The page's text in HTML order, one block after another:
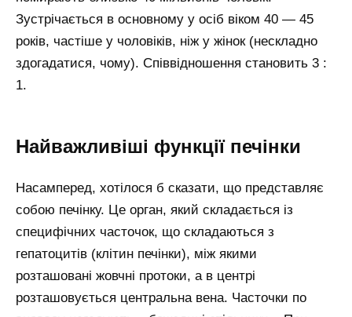
Зустрічається в основному у осіб віком 40 — 45
років, частіше у чоловіків, ніж у жінок (нескладно
здогадатися, чому). Співвідношення становить 3 :
1.
Найважливіші функції печінки
Насамперед, хотілося б сказати, що представляє
собою печінку. Це орган, який складається із
специфічних часточок, що складаються з
гепатоцитів (клітин печінки), між якими
розташовані жовчні протоки, а в центрі
розташовується центральна вена. Часточки по